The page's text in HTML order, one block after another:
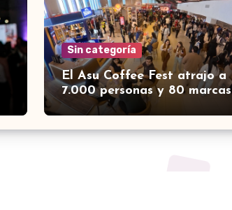
Sin categoría
El Asu Coffee Fest atrajo a
7.000 personas y 80 marcas